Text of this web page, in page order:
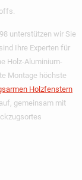
unterstützen wir Sie
Ihre Experten für
Holz-Aluminium-
Montage höchste
Holzfenstern
gemeinsam mit